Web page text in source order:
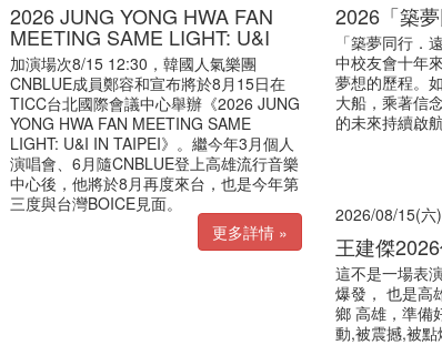
2026 JUNG YONG HWA FAN
MEETING SAME LIGHT: U&I
加演場次8/15 12:30，韓國人氣樂團
CNBLUE成員鄭容和宣布將於8月15日在
TICC台北國際會議中心舉辦《2026 JUNG
YONG HWA FAN MEETING SAME
LIGHT: U&I IN TAIPEI》。繼今年3月個人
演唱會、6月隨CNBLUE登上高雄流行音樂
中心後，他將於8月再度來台，也是今年第
三度與台灣BOICE見面。
更多詳情 »
2026「築夢
「築夢同行．
中校友會十年
夢想的歷程。
大船，乘著信
的未來持續啟航
2026/08/15(六)
王建傑
這不是一場表
爆發， 也是高
鄉 高雄，準備
動,被震撼,被點